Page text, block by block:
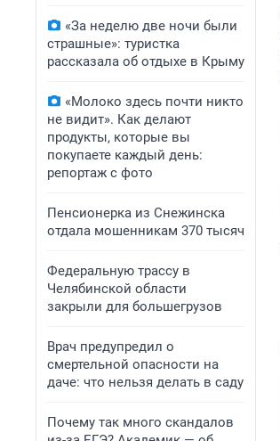
«За неделю две ночи были
страшные»: туристка
рассказала об отдыхе в Крыму
«Молоко здесь почти никто
не видит». Как делают
продукты, которые вы
покупаете каждый день:
репортаж с фото
Пенсионерка из Снежинска
отдала мошенникам 370 тысяч
Федеральную трассу в
Челябинской области
закрыли для большегрузов
Врач предупредил о
смертельной опасности на
даче: что нельзя делать в саду
Почему так много скандалов